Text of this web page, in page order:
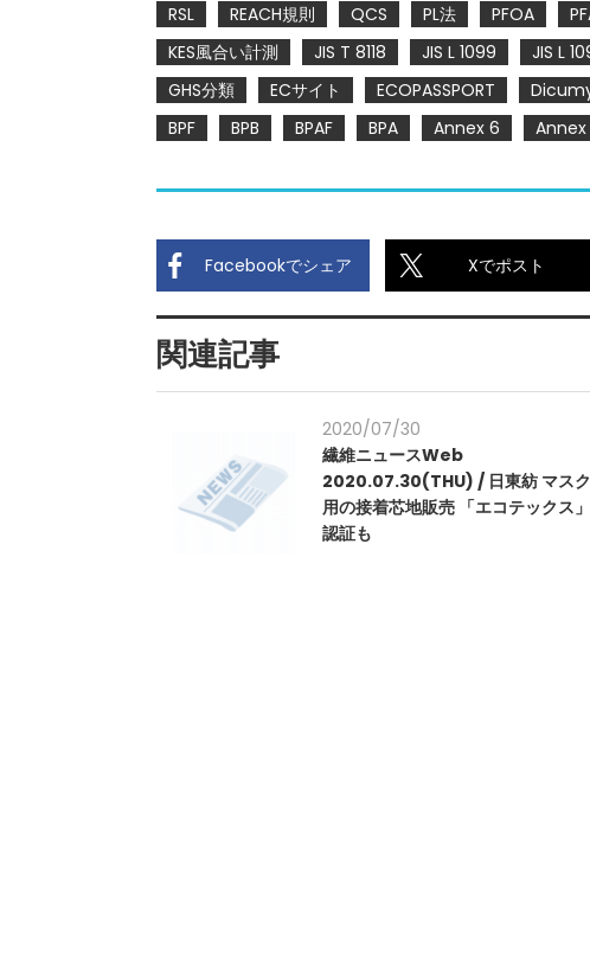
RSL
REACH規則 QCS PL法 PFOA
KES風合い計測
JIS T 8118 JIS L 1099 JIS L
GHS分類
ECサイト ECOPASSPORT
BPF
BPB BPAF BPA Annex 6
Facebookでシェア Xでポスト
関連記事
2020/07/30
繊維ニュースWeb
2020.07.30(THU) / 日東紡 マスク
用の接着芯地販売 「エコテックス」
認証も